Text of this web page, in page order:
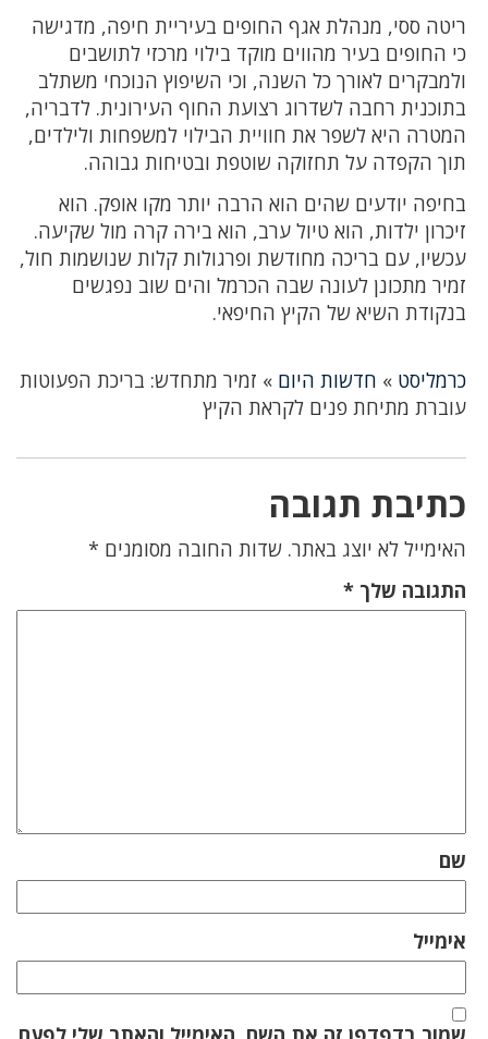
ריטה ססי, מנהלת אגף החופים בעיריית חיפה, מדגישה
כי החופים בעיר מהווים מוקד בילוי מרכזי לתושבים
ולמבקרים לאורך כל השנה, וכי השיפוץ הנוכחי משתלב
בתוכנית רחבה לשדרוג רצועת החוף העירונית. לדבריה,
המטרה היא לשפר את חוויית הבילוי למשפחות ולילדים,
תוך הקפדה על תחזוקה שוטפת ובטיחות גבוהה.
בחיפה יודעים שהים הוא הרבה יותר מקו אופק. הוא
זיכרון ילדות, הוא טיול ערב, הוא בירה קרה מול שקיעה.
עכשיו, עם בריכה מחודשת ופרגולות קלות שנושמות חול,
זמיר מתכונן לעונה שבה הכרמל והים שוב נפגשים
בנקודת השיא של הקיץ החיפאי.
כרמליסט » חדשות היום » זמיר מתחדש: בריכת הפעוטות
עוברת מתיחת פנים לקראת הקיץ
כתיבת תגובה
האימייל לא יוצג באתר. שדות החובה מסומנים *
התגובה שלך *
שם
אימייל